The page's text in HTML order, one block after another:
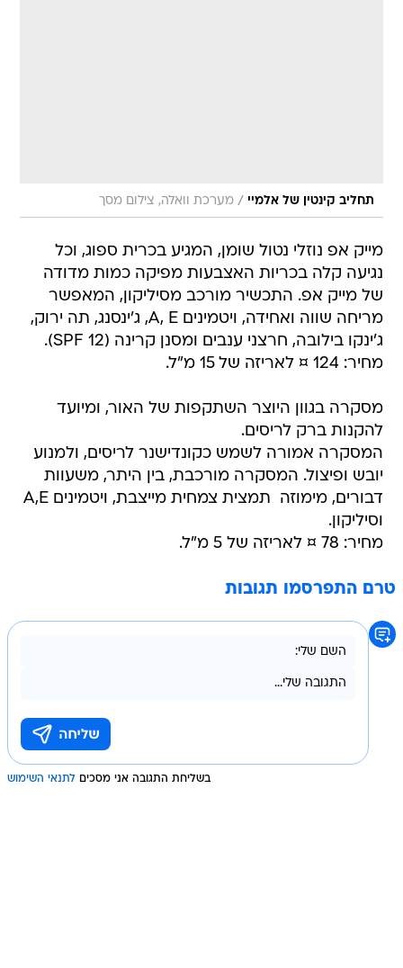
תחליב קינטין של אלמיי / מערכת וואלה, צילום מסך
מייק אפ נוזלי נטול שומן, המגיע בכרית ספוג, וכל
נגיעה קלה בכריות האצבעות מפיקה כמות מדודה
של מייק אפ. התכשיר מורכב מסיליקון, המאפשר
מריחה שווה ואחידה, ויטמינים A, E, ג'ינסנג, תה ירוק,
ג'ינקו בילובה, חרצני ענבים ומסנן קרינה (SPF 12).
מחיר: 124 ¤ לאריזה של 15 מ"ל.
מסקרה בגוון היוצר השתקפות של האור, ומיועד
להקנות ברק לריסים.
המסקרה אמורה לשמש כקונדישנר לריסים, ולמנוע
יובש ופיצול. המסקרה מורכבת, בין היתר, משעוות
דבורים, מימוזה  תמצית צמחית מייצבת, ויטמינים A,E
וסיליקון.
מחיר: 78 ¤ לאריזה של 5 מ"ל.
טרם התפרסמו תגובות
בשליחת התגובה אני מסכים לתנאי השימוש